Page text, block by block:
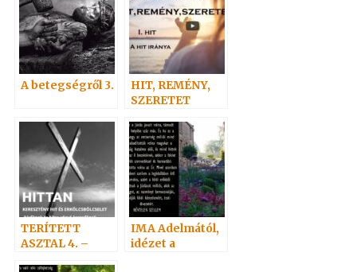
A betegségről 3.
HIT, REMÉNY,
SZERETET
TERÍTETT
ASZTAL 4. –
IMA Adelmától,
idézet a